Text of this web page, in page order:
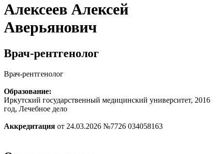
Алексеев Алексей
Аверьянович
Врач-рентгенолог
Врач-рентгенолог
Образование:
Иркутский государственный медицинский университет, 2016
год, Лечебное дело
Аккредитация от 24.03.2026 №7726 034058163